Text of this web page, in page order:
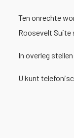
Ten onrechte
Roosevelt Suite
In overleg
U kunt